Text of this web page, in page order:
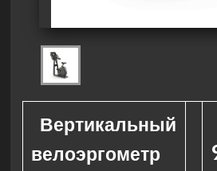
Вертикальный
велоэргометр